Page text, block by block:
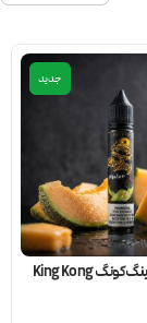
جدید
سالت طالبی کینگ کونگ King Kong